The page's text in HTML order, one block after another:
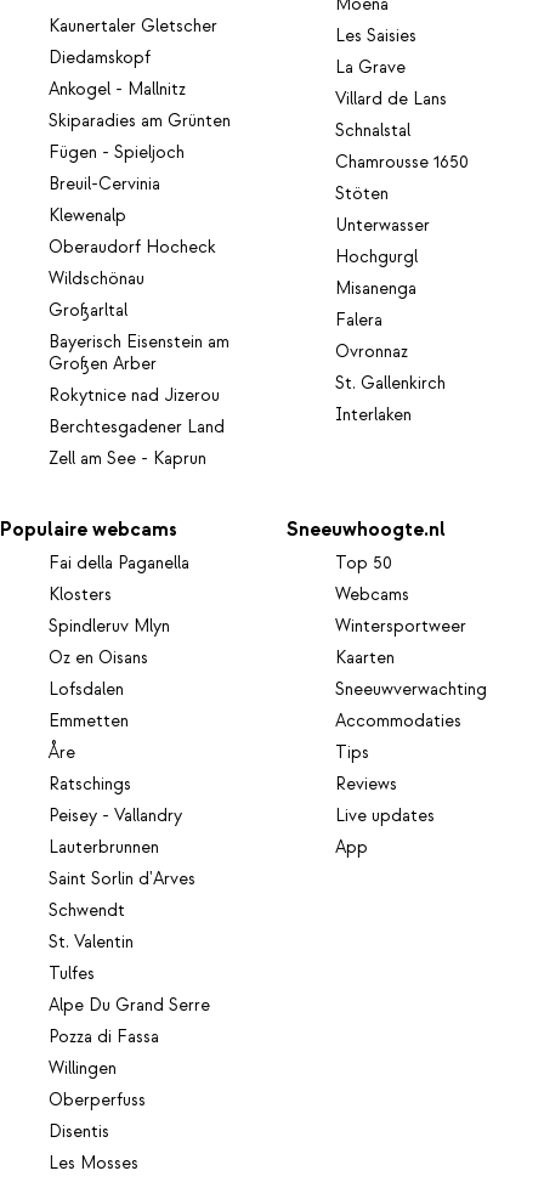
Kaunertaler Gletscher
Diedamskopf
Ankogel - Mallnitz
Skiparadies am Grünten
Fügen - Spieljoch
Breuil-Cervinia
Klewenalp
Oberaudorf Hocheck
Wildschönau
Großarltal
Bayerisch Eisenstein am
Großen Arber
Rokytnice nad Jizerou
Berchtesgadener Land
Zell am See - Kaprun
Moena
Les Saisies
La Grave
Villard de Lans
Schnalstal
Chamrousse 1650
Stöten
Unterwasser
Hochgurgl
Misanenga
Falera
Ovronnaz
St. Gallenkirch
Interlaken
Populaire webcams
Fai della Paganella
Klosters
Spindleruv Mlyn
Oz en Oisans
Lofsdalen
Emmetten
Åre
Ratschings
Peisey - Vallandry
Lauterbrunnen
Saint Sorlin d'Arves
Schwendt
St. Valentin
Tulfes
Alpe Du Grand Serre
Pozza di Fassa
Willingen
Oberperfuss
Disentis
Les Mosses
Sneeuwhoogte.nl
Top 50
Webcams
Wintersportweer
Kaarten
Sneeuwverwachting
Accommodaties
Tips
Reviews
Live updates
App